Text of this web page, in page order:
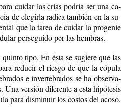
cui­dar las crías po­dría ser una ca­
de ele­gir­la ra­di­ca tam­bién en la su­
que la ta­rea de cui­dar la pro­ge­nie
per­se­gui­do por las hem­bras.
ti­po. En és­ta se su­gie­re que las
re­du­cir el ries­go de que la có­pu­la
e in­ver­te­bra­dos se ha ob­ser­va­
Una ver­sión di­fe­ren­te a es­ta hi­pó­te­sis
pa­ra dis­mi­nuir los cos­tos del aco­so.